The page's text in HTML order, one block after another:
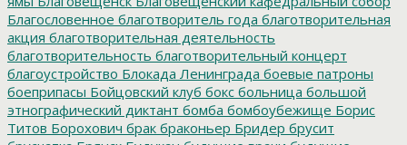
Благословенное благотворитель года благотворительная
акция благотворительная деятельность
благотворительность благотворительный концерт
благоустройство Блокада Ленинграда боевые патроны
боеприпасы Бойцовский клуб бокс больница большой
этнографический диктант бомба бомбоубежище Борис
Титов Борохович брак браконьер Бридер брусит